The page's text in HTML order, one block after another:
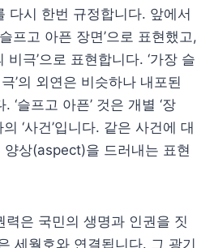
다시 한번 규정합니다. 앞에서
프고 아픈 장면’으로 표현했고,
비극’으로 표현합니다. ‘가장 슬
’의 외연은 비슷하나 내포된
‘슬프고 아픈’ 것은 개별 ‘장
의 ‘사건’입니다. 같은 사건에 대
양상(aspect)을 드러내는 표현
력은 국민의 생명과 인권을 짓
세월호와 연결됩니다. 그 광기